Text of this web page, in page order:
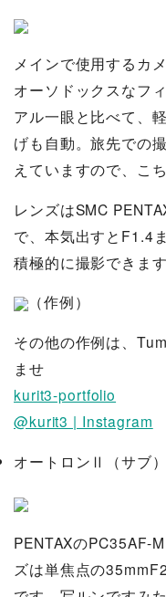
メインで使用するカ
オーソドックスなフ
アル一眼と比べて、
げも自動。旅先での
えていますので、こ
レンズはSMC
で、本気出すとF1.4
積極的に撮影できま
（作例）
その他の作例は、
ませ
kurit3-portfolio
@kurit3 | Instagram
オートロンⅡ（サブ）
PENTAXのPC35AF-
ズは単焦点の